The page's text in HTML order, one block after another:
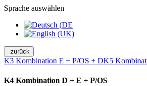
Sprache auswählen
zurück
K3 Kombination E + P/OS + DK5
K4 Kombination D + E + P/OS